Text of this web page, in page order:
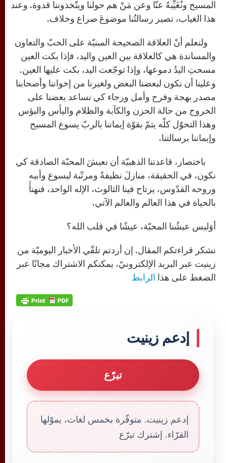
المسيح ونُغَيِّبهُ عنّا وعن مَنْ هم حولنا ويتّخذوننا قدوة. وعند
هذا الغياب، تصير رسالتُنا موضوعَ صراع وخلاف.
ولنعلم أنّ العلاقة الصحيحة المبنيّة على الحبّ والتعاون
والمساندة هي كالعلاقة بين العين واليد، فإذا بكت العين
مسحتِ اليدُ دموعها، وإذا توجّعت اليد، بكت عليها العين.
وعلينا أن نكون لبعضنا البعض ولغيرنا من إخواننا وأصحابنا
مصدر بهجة وفرح وأمل ورجاء كي نساعد بعضنا على
الخروج من حالة الحزن والكآبة والظلام واليأس والبؤس
وهذا التحوّل كلّه يتمّ بقوّة إيماننا بالربّ يسوع المسيح
وإيماننا برسالتنا.
باختصار، قاعدتنا الذهبيّة أن نعيشَ المحبّة الصادقة كي
نكون، في الحقيقة، منازلَ نظيفةً ومرتّبة ليسوع وأبيه
وروحه القدّوس، يرتاح فينا الثالوث، الإله الواحد، فنهنأَ
بالحياة في هذا العالم والعالم الآتي.
أوَليس عيشُنا المحبّة، عيشًا في قلب الله؟
نشكر قراءتكم المقال. إن أردتم تلقّي الأخبار اليوميّة من
زينيت عبر البريد الإلكترونيّ، يمكنكم الاشتراك مجانًا عبر
الضغط على هذا الرابط
إدعم زينيت
تبرّع
إدعم زينيت. متوفّرة بخمس لغات، يموّلها
القرّاء. إشترك تبرّع